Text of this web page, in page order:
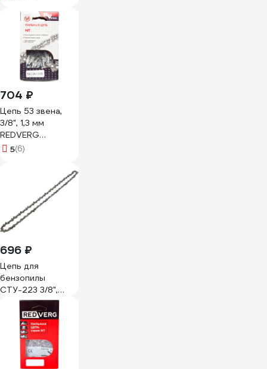
704 ₽
Цепь 53 звена,
3/8", 1,3 мм
REDVERG
5024985
5(6)
696 ₽
Цепь для
бензопилы
СТУ-223 3/8",
1Р-050-54 Strong
сту-22305054